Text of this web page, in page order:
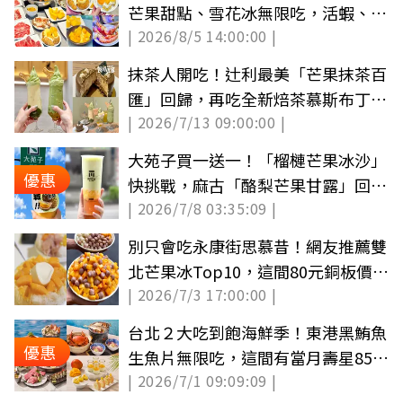
芒果甜點、雪花冰無限吃，活蝦、雪
蟹腳任夾
| 2026/8/5 14:00:00 |
抹茶人開吃！辻利最美「芒果抹茶百
匯」回歸，再吃全新焙茶慕斯布丁、
蛋糕
| 2026/7/13 09:00:00 |
優惠
大苑子買一送一！「榴槤芒果冰沙」
快挑戰，麻古「酪梨芒果甘露」回歸
同步喝
| 2026/7/8 03:35:09 |
別只會吃永康街思慕昔！網友推薦雙
北芒果冰Top10，這間80元銅板價又
美味
| 2026/7/3 17:00:00 |
優惠
台北２大吃到飽海鮮季！東港黑鮪魚
生魚片無限吃，這間有當月壽星85折
優惠
| 2026/7/1 09:09:09 |